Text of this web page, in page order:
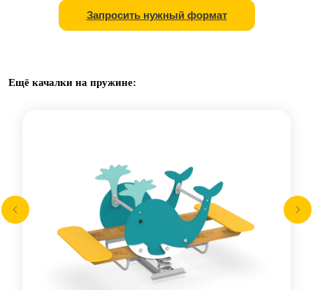
Запросить нужный формат
Ещё качалки на пружине: